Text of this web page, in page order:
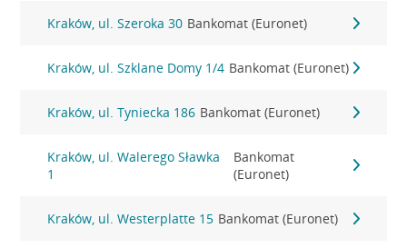
Kraków, ul. Szeroka 30 Bankomat (Euronet)
Kraków, ul. Szklane Domy 1/4 Bankomat (Euronet)
Kraków, ul. Tyniecka 186 Bankomat (Euronet)
Kraków, ul. Walerego Sławka
1
Bankomat
(Euronet)
Kraków, ul. Westerplatte 15 Bankomat (Euronet)